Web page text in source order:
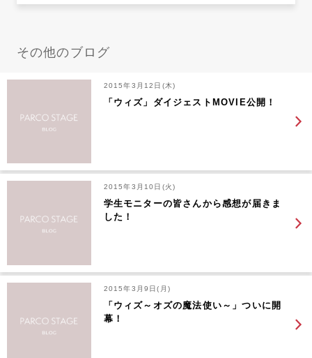
その他のブログ
2015年3月12日(木)
「ウィズ」ダイジェストMOVIE公開！
2015年3月10日(火)
学生モニターの皆さんから感想が届きま
した！
2015年3月9日(月)
「ウィズ～オズの魔法使い～」ついに開
幕！